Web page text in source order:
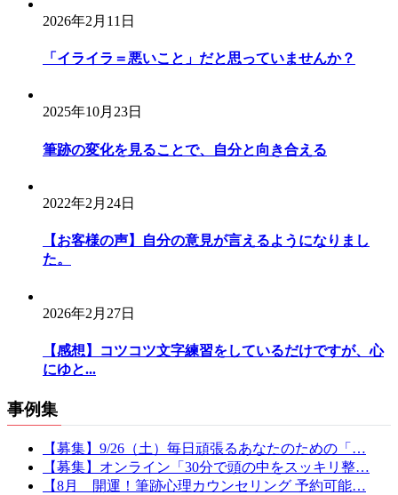
2026年2月11日
「イライラ＝悪いこと」だと思っていませんか？
2025年10月23日
筆跡の変化を見ることで、自分と向き合える
2022年2月24日
【お客様の声】自分の意見が言えるようになりまし
た。
2026年2月27日
【感想】コツコツ文字練習をしているだけですが、心
にゆと...
事例集
【募集】9/26（土）毎日頑張るあなたのための「…
【募集】オンライン「30分で頭の中をスッキリ整…
【8月 開運！筆跡心理カウンセリング 予約可能…